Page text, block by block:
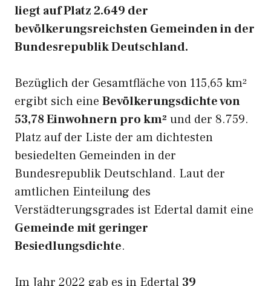
liegt auf Platz 2.649 der
bevölkerungsreichsten Gemeinden in der
Bundesrepublik Deutschland.
Bezüglich der Gesamtfläche von 115,65 km²
ergibt sich eine Bevölkerungsdichte von
53,78 Einwohnern pro km² und der 8.759.
Platz auf der Liste der am dichtesten
besiedelten Gemeinden in der
Bundesrepublik Deutschland. Laut der
amtlichen Einteilung des
Verstädterungsgrades ist Edertal damit eine
Gemeinde mit geringer
Besiedlungsdichte.
Im Jahr 2022 gab es in Edertal 39